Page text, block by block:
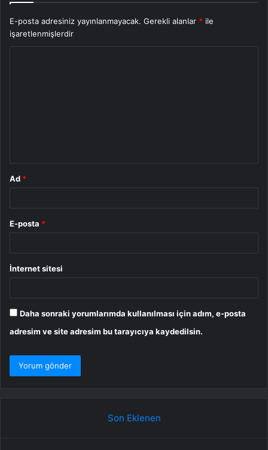
E-posta adresiniz yayınlanmayacak. Gerekli alanlar * ile
işaretlenmişlerdir
Ad *
E-posta *
İnternet sitesi
Daha sonraki yorumlarımda kullanılması için adım, e-posta
adresim ve site adresim bu tarayıcıya kaydedilsin.
Son Eklenen